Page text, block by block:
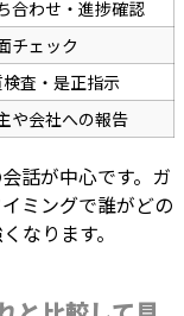
合わせ・進捗確認
チェック
査・是正指示
や会社への報告
話が中心です。ガ
ミングで誰がどの
なります。